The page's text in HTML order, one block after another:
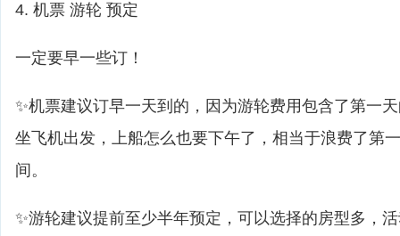
4. 机票 游轮 预定
一定要早一些订！
✨机票建议订早一天到的，因为游轮费用包含了第一
坐飞机出发，上船怎么也要下午了，相当于浪费了第
间。
✨游轮建议提前至少半年预定，可以选择的房型多，